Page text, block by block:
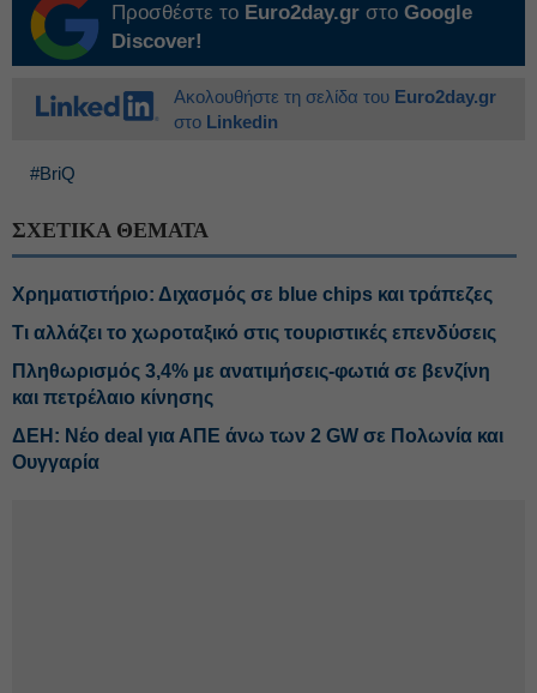
Προσθέστε το Euro2day.gr στο Google
Discover!
Ακολουθήστε τη σελίδα του Euro2day.gr
στο Linkedin
#BriQ
ΣΧΕΤΙΚΑ ΘΕΜΑΤΑ
Χρηματιστήριο: Διχασμός σε blue chips και τράπεζες
Τι αλλάζει το χωροταξικό στις τουριστικές επενδύσεις
Πληθωρισμός 3,4% με ανατιμήσεις-φωτιά σε βενζίνη
και πετρέλαιο κίνησης
ΔΕΗ: Νέο deal για ΑΠΕ άνω των 2 GW σε Πολωνία και
Ουγγαρία